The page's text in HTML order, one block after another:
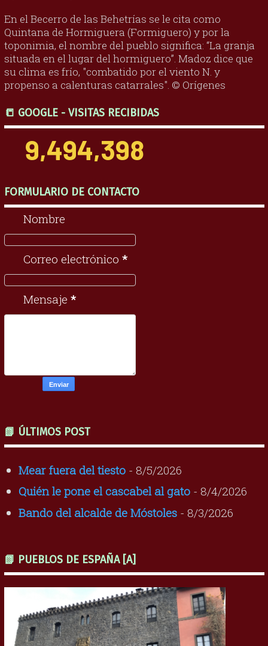
En el Becerro de las Behetrías se le cita como
Quintana de Hormiguera (Formiguero) y por la
toponimia, el nombre del pueblo significa: “La granja
situada en el lugar del hormiguero”. Madoz dice que
su clima es frío, "combatido por el viento N. y
propenso a calenturas catarrales". © Orígenes
📒 GOOGLE - VISITAS RECIBIDAS
9,494,398
FORMULARIO DE CONTACTO
Nombre
Correo electrónico *
Mensaje *
📗 ÚLTIMOS POST
Mear fuera del tiesto- 8/5/2026
Quién le pone el cascabel al gato- 8/4/2026
Bando del alcalde de Móstoles- 8/3/2026
📗 PUEBLOS DE ESPAÑA [A]